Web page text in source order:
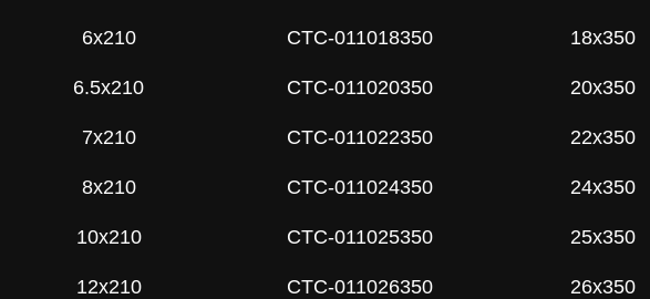
6x210 СTC-011018350 18x350
6.5x210 СTC-011020350 20x350
7x210 СTC-011022350 22x350
8x210 СTC-011024350 24x350
10x210 СTC-011025350 25x350
12x210 СTC-011026350 26x350